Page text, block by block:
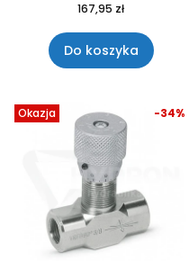
167,95 zł
Do koszyka
Okazja -34%